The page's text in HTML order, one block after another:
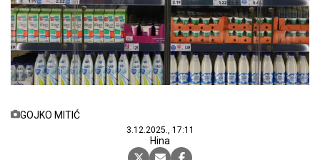
GOJKO MITIĆ
3.12.2025., 17:11
Hina